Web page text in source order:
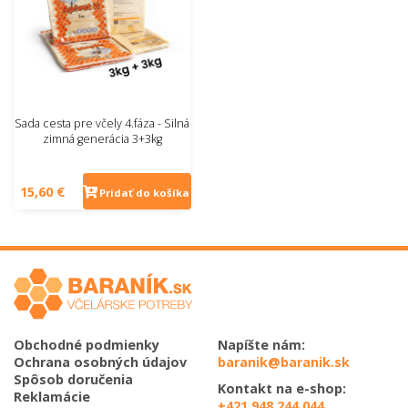
Sada cesta pre včely 4.fáza - Silná
zimná generácia 3+3kg
15,60 € Pridať do košíka
Obchodné podmienky
Ochrana osobných údajov
Spôsob doručenia
Reklamácie
Napíšte nám:
baranik@baranik.sk
Kontakt na e-shop: